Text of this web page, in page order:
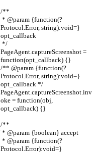
/**
Protocol.Error, string):void=}
opt_callback
*/
PageAgent.captureScreenshot =
function(opt_callback) {}
/** @param {function(?
Protocol.Error, string):void=}
opt_callback */
PageAgent.captureScreenshot.inv
oke = function(obj,
opt_callback) {}
/**
* @param {boolean} accept
Protocol.Error):void=}